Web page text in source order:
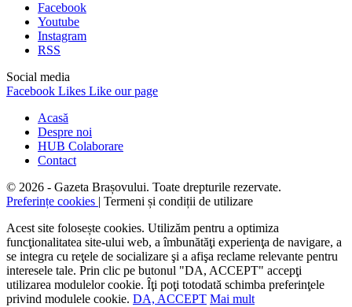
Facebook
Youtube
Instagram
RSS
Social media
Facebook Likes Like our page
Acasă
Despre noi
HUB Colaborare
Contact
© 2026 - Gazeta Brașovului. Toate drepturile rezervate.
Preferințe cookies | Termeni și condiții de utilizare
Acest site folosește cookies. Utilizăm pentru a optimiza
funcţionalitatea site-ului web, a îmbunătăţi experienţa de navigare, a
se integra cu reţele de socializare şi a afişa reclame relevante pentru
interesele tale. Prin clic pe butonul "DA, ACCEPT" accepţi
utilizarea modulelor cookie. Îţi poţi totodată schimba preferinţele
privind modulele cookie. DA, ACCEPT Mai mult